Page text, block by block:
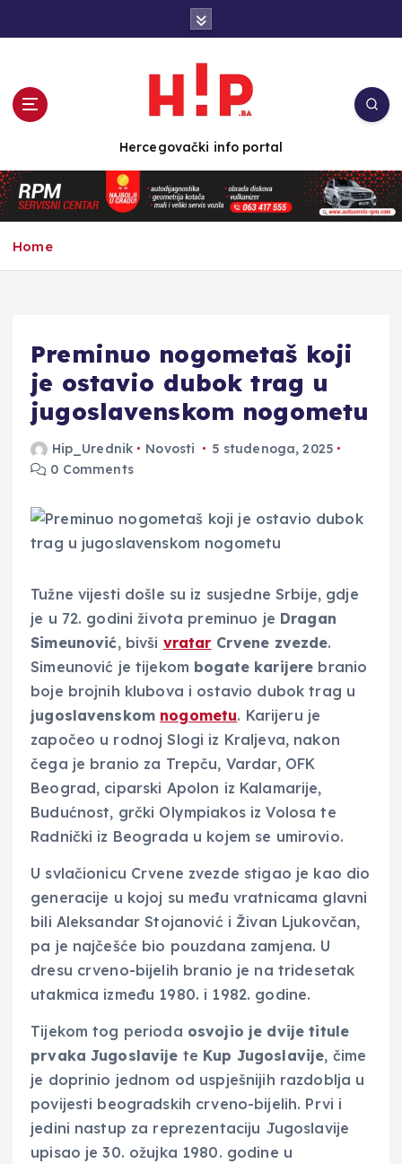
n
t
e
Hercegovački info portal
Home
Preminuo nogometaš koji
je ostavio dubok trag u
jugoslavenskom nogometu
Hip_Urednik Novosti
5 studenoga, 2025
0 Comments
Tužne vijesti došle su iz susjedne Srbije, gdje
je u 72. godini života preminuo je Dragan
Simeunović, bivši vratar Crvene zvezde.
Simeunović je tijekom bogate karijere branio
boje brojnih klubova i ostavio dubok trag u
jugoslavenskom nogometu. Karijeru je
započeo u rodnoj Slogi iz Kraljeva, nakon
čega je branio za Trepču, Vardar, OFK
Beograd, ciparski Apolon iz Kalamarije,
Budućnost, grčki Olympiakos iz Volosa te
Radnički iz Beograda u kojem se umirovio.
U svlačionicu Crvene zvezde stigao je kao dio
generacije u kojoj su među vratnicama glavni
bili Aleksandar Stojanović i Živan Ljukovčan,
pa je najčešće bio pouzdana zamjena. U
dresu crveno-bijelih branio je na tridesetak
utakmica između 1980. i 1982. godine.
Tijekom tog perioda osvojio je dvije titule
prvaka Jugoslavije te Kup Jugoslavije, čime
je doprinio jednom od uspješnijih razdoblja u
povijesti beogradskih crveno-bijelih. Prvi i
jedini nastup za reprezentaciju Jugoslavije
upisao je 30. ožujka 1980. godine u